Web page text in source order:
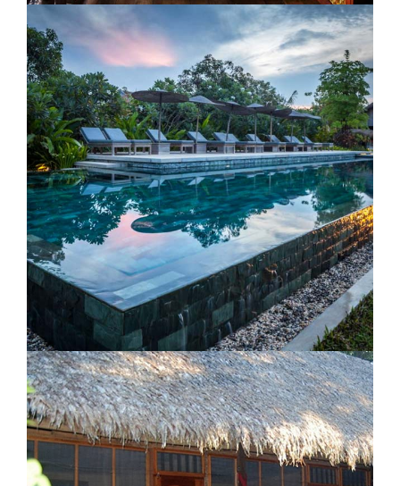
Ecolodge Rimba